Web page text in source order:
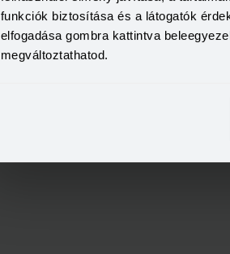
funkciók biztosítása és a látogatók
elfogadása gombra kattintva
megváltoztathatod.